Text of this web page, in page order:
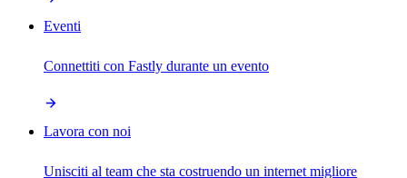
Eventi
Connettiti con Fastly durante un evento
Lavora con noi
Unisciti al team che sta costruendo un internet migliore